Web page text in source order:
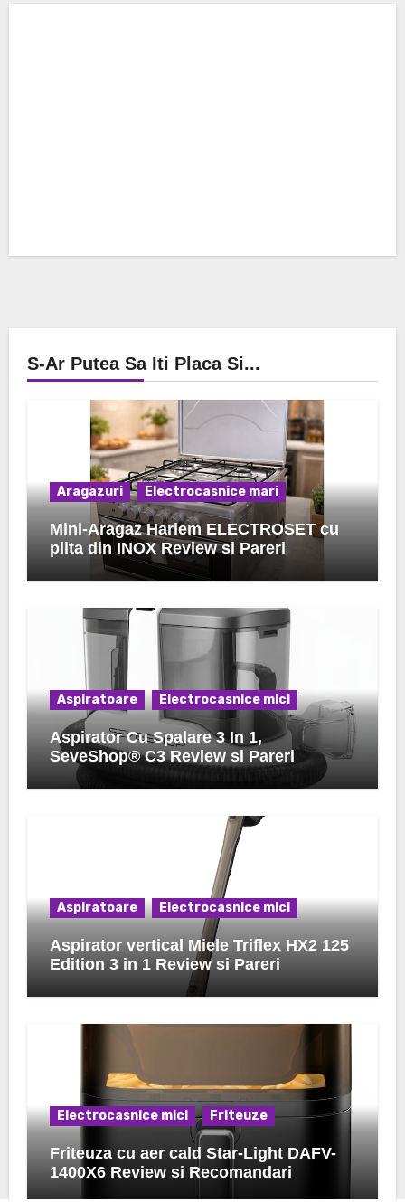
S-Ar Putea Sa Iti Placa Si...
Aragazuri Electrocasnice mari
Mini-Aragaz Harlem ELECTROSET cu
plita din INOX Review si Pareri
Aspiratoare Electrocasnice mici
Aspirator Cu Spalare 3 In 1,
SeveShop® C3 Review si Pareri
Aspiratoare Electrocasnice mici
Aspirator vertical Miele Triflex HX2 125
Edition 3 in 1 Review si Pareri
Electrocasnice mici Friteuze
Friteuza cu aer cald Star-Light DAFV-
1400X6 Review si Recomandari